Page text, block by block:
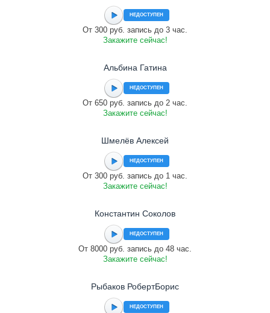
НЕДОСТУПЕН
От 300 руб. запись до 3 час.
Закажите сейчас!
Альбина Гатина
НЕДОСТУПЕН
От 650 руб. запись до 2 час.
Закажите сейчас!
Шмелёв Алексей
НЕДОСТУПЕН
От 300 руб. запись до 1 час.
Закажите сейчас!
Константин Соколов
НЕДОСТУПЕН
От 8000 руб. запись до 48 час.
Закажите сейчас!
Рыбаков РобертБорис
НЕДОСТУПЕН